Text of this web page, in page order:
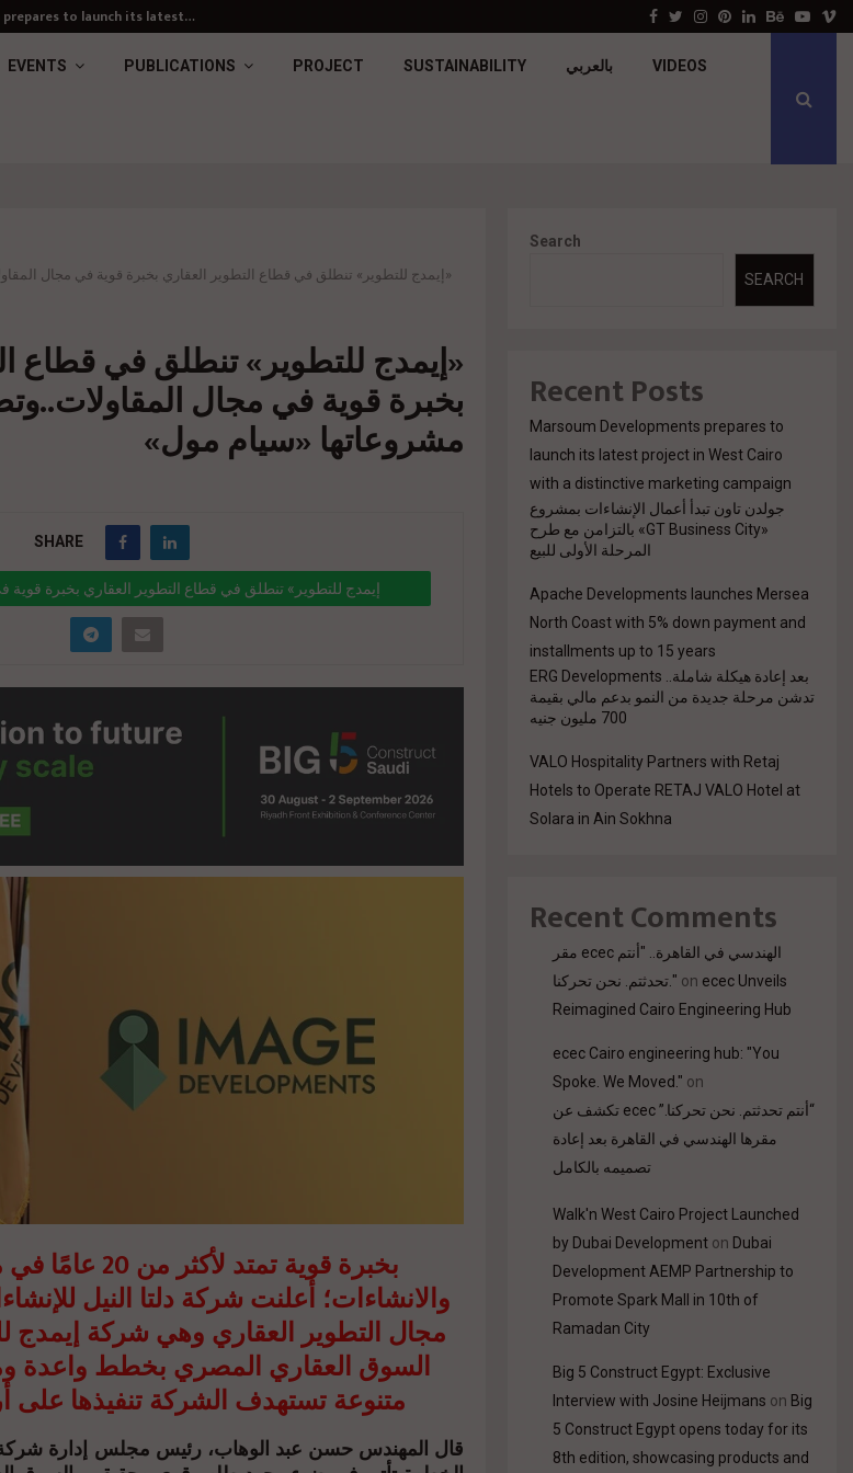
prepares to launch its latest… جولدن تاون تبدأ أعمال الإنشاءات بمشروع «GT…Facebook
Twitter
Instagram
Pinterest
LinkedinBehance
EVENTS PUBLICATIONS PROJECT SUSTAINABILITY بالعربي VIDEOS
«إيمدج للتطوير» تنطلق في قطاع التطوير العقاري بخبرة قوية في مجال
«إيمدج للتطوير» تنطلق في قطاع
بخبرة قوية في مجال
مشروعاتها «سيام مول»
SHARE
%d9%81%d9%8a-
" href="#">
بخبرة قوية تمتد
والانشاءات؛ أعلنت شركة دلتا النيل
مجال التطوير العقاري وهي شركة إيمدج
السوق العقاري المصري بخطط
متنوعة تستهدف الشركة تنفيذها على
قال المهندس حسن عبد الوهاب، رئيس مجلس إدارة شركة
Search
SEARCH
Recent Posts
Marsoum Developments prepares to
launch its latest project in West Cairo
with a distinctive marketing campaign
جولدن تاون تبدأ أعمال الإنشاءات بمشروع
«GT Business City» بالتزامن مع طرح
المرحلة الأولى للبيع
Apache Developments launches Mersea
North Coast with 5% down payment and
installments up to 15 years
بعد إعادة هيكلة شاملة.. ERG Developments
تدشن مرحلة جديدة من النمو بدعم مالي بقيمة
700 مليون جنيه
VALO Hospitality Partners with Retaj
Hotels to Operate RETAJ VALO Hotel at
Solara in Ain Sokhna
Recent Comments
مقر ecec الهندسي في القاهرة.. "أنتم
تحدثتم. نحن تحركنا." on ecec Unveils
Reimagined Cairo Engineering Hub
ecec Cairo engineering hub: "You
Spoke. We Moved." on
“أنتم تحدثتم. نحن تحركنا.” ecec تكشف عن
مقرها الهندسي في القاهرة بعد إعادة
تصميمه بالكامل
Walk'n West Cairo Project Launched
by Dubai Development on Dubai
Development AEMP Partnership to
Promote Spark Mall in 10th of
Ramadan City
Big 5 Construct Egypt: Exclusive
Interview with Josine Heijmans on Big
5 Construct Egypt opens today for its
8th edition, showcasing products and